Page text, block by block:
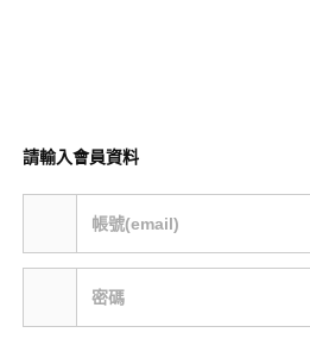
請輸入會員資料
帳號(email)
密碼